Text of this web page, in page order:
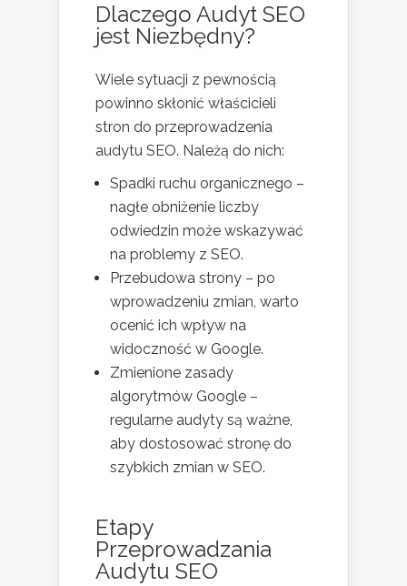
Dlaczego Audyt SEO
jest Niezbędny?
Wiele sytuacji z pewnością
powinno skłonić właścicieli
stron do przeprowadzenia
audytu SEO. Należą do nich:
Spadki ruchu organicznego –
nagłe obniżenie liczby
odwiedzin może wskazywać
na problemy z SEO.
Przebudowa strony – po
wprowadzeniu zmian, warto
ocenić ich wpływ na
widoczność w Google.
Zmienione zasady
algorytmów Google –
regularne audyty są ważne,
aby dostosować stronę do
szybkich zmian w SEO.
Etapy
Przeprowadzania
Audytu SEO